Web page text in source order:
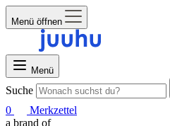
Menü öffnen
Menü
Suche
0
Merkzettel
a brand of